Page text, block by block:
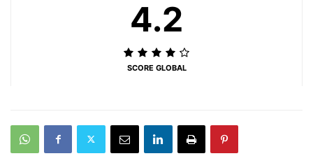
4.2
SCORE GLOBAL